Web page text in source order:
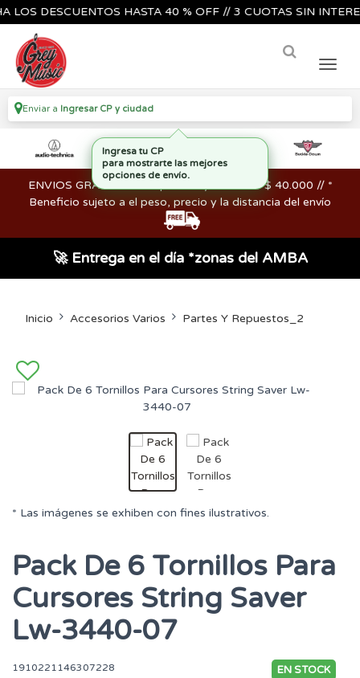
DESCUENTOS HASTA 40 % OFF // 3 CUOTAS SIN
Enviar a Ingresar CP y ciudad
ENVIOS GRATIS en compras mayores a los $ 40.000 // *
Beneficio sujeto a el peso, precio y la distancia del envío
🚀 Entrega en el día *zonas del AMBA
Inicio Accesorios Varios Partes Y Repuestos_2
* Las imágenes se exhiben con fines ilustrativos.
Pack De 6 Tornillos Para
Cursores String Saver
Lw-3440-07
1910221146307228 EN STOCK